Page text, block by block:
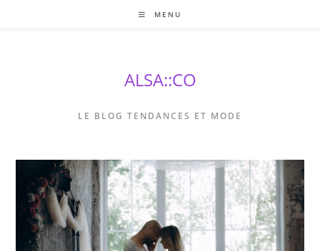
MENU
ALSA::CO
LE BLOG TENDANCES ET MODE